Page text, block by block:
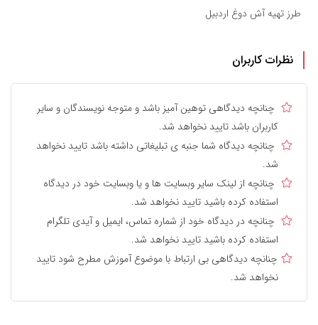
طرز تهیه آش دوغ اردبیل
نظرات کاربران
چنانچه دیدگاهی توهین آمیز باشد و متوجه نویسندگان و سایر
کاربران باشد تایید نخواهد شد.
چنانچه دیدگاه شما جنبه ی تبلیغاتی داشته باشد تایید نخواهد
شد.
چنانچه از لینک سایر وبسایت ها و یا وبسایت خود در دیدگاه
استفاده کرده باشید تایید نخواهد شد.
چنانچه در دیدگاه خود از شماره تماس، ایمیل و آیدی تلگرام
استفاده کرده باشید تایید نخواهد شد.
چنانچه دیدگاهی بی ارتباط با موضوع آموزش مطرح شود تایید
نخواهد شد.